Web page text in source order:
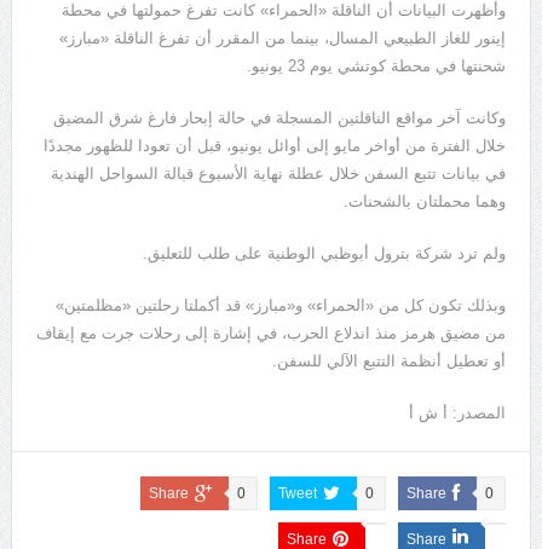
وأظهرت البيانات أن الناقلة «الحمراء» كانت تفرغ حمولتها في محطة
إينور للغاز الطبيعي المسال، بينما من المقرر أن تفرغ الناقلة «مبارز»
شحنتها في محطة كوتشي يوم 23 يونيو.
وكانت آخر مواقع الناقلتين المسجلة في حالة إبحار فارغ شرق المضيق
خلال الفترة من أواخر مايو إلى أوائل يونيو، قبل أن تعودا للظهور مجددًا
في بيانات تتبع السفن خلال عطلة نهاية الأسبوع قبالة السواحل الهندية
وهما محملتان بالشحنات.
ولم ترد شركة بترول أبوظبي الوطنية على طلب للتعليق.
وبذلك تكون كل من «الحمراء» و«مبارز» قد أكملتا رحلتين «مظلمتين»
من مضيق هرمز منذ اندلاع الحرب، في إشارة إلى رحلات جرت مع إيقاف
أو تعطيل أنظمة التتبع الآلي للسفن.
المصدر: أ ش أ
Share 0
Tweet 0
Share 0
Share
Share